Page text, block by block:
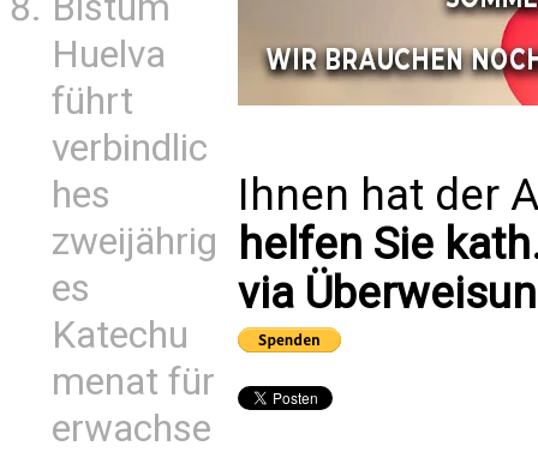
Huelva
führt
verbindlic
hes
zweijährig
es
Katechu
menat für
erwachse
Ihnen hat der
helfen Sie
via